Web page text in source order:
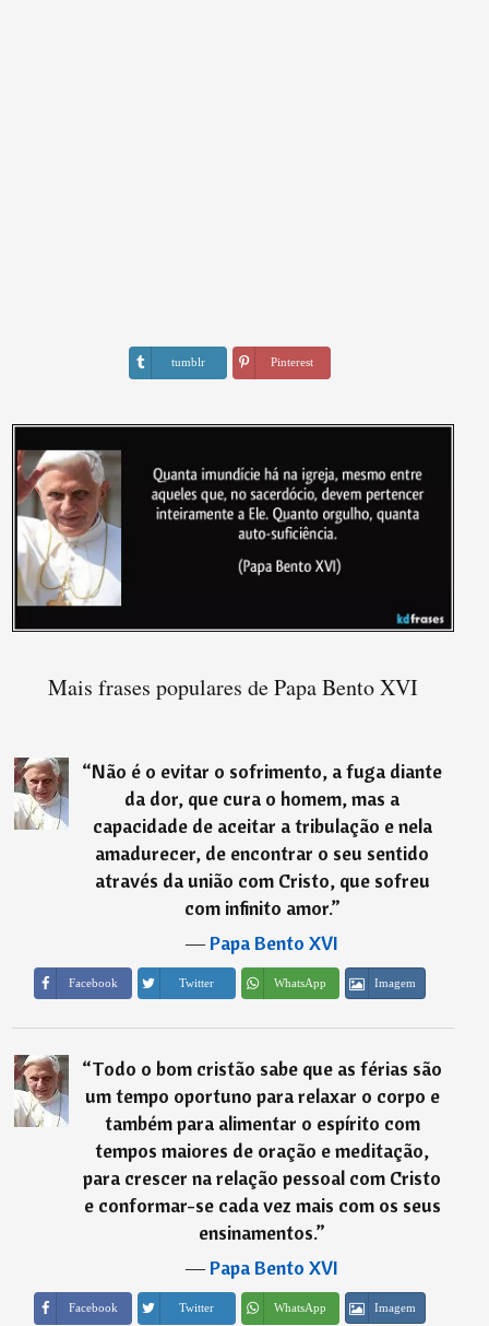
tumblr Pinterest
Mais frases populares de Papa Bento XVI
“Não é o evitar o sofrimento, a fuga diante
da dor, que cura o homem, mas a
capacidade de aceitar a tribulação e nela
amadurecer, de encontrar o seu sentido
através da união com Cristo, que sofreu
com infinito amor.”
―Papa Bento XVI
Facebook Twitter WhatsApp Imagem
“Todo o bom cristão sabe que as férias são
um tempo oportuno para relaxar o corpo e
também para alimentar o espírito com
tempos maiores de oração e meditação,
para crescer na relação pessoal com Cristo
e conformar-se cada vez mais com os seus
ensinamentos.”
―Papa Bento XVI
Facebook Twitter WhatsApp Imagem